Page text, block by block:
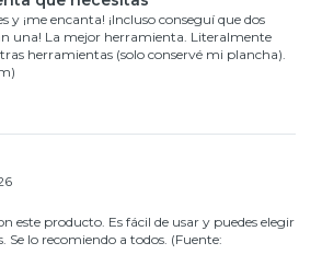
y ¡me encanta! ¡Incluso conseguí que dos
una! La mejor herramienta. Literalmente
herramientas (solo conservé mi plancha).
este producto. Es fácil de usar y puedes elegir
Se lo recomiendo a todos. (Fuente: